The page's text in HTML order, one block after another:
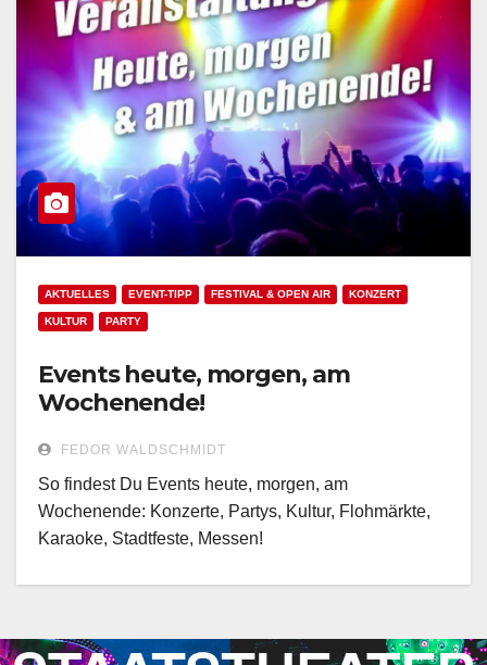
AKTUELLES EVENT-TIPP FESTIVAL & OPEN AIR KONZERT
KULTUR PARTY
Events heute, morgen, am
Wochenende!
FEDOR WALDSCHMIDT
So findest Du Events heute, morgen, am
Wochenende: Konzerte, Partys, Kultur, Flohmärkte,
Karaoke, Stadtfeste, Messen!